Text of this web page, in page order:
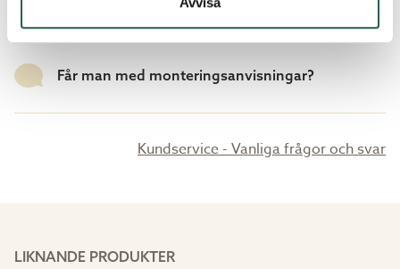
Får man med monteringsanvisningar?
Kundservice - Vanliga frågor och svar
LIKNANDE PRODUKTER